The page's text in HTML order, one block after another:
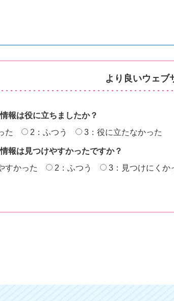
より良いウェブ
報は役に立ちましたか？
た
2：ふつう 3：役に立たなかった
報は見つけやすかったですか？
すかった
2：ふつう 3：見つけにくか